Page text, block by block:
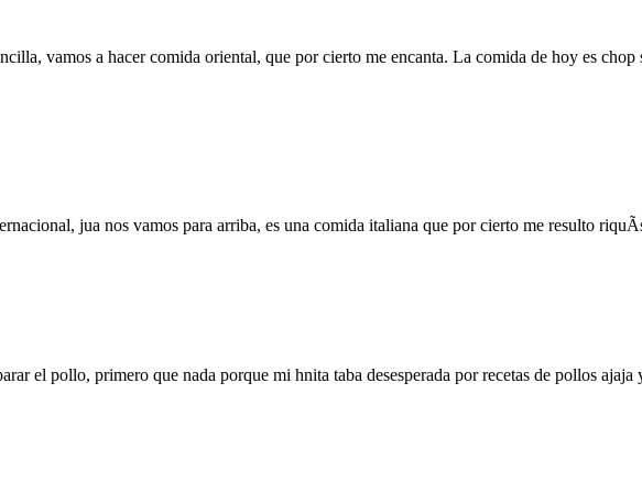
vamos a hacer comida oriental, que por cierto me encanta. La comida de hoy es chop
jua nos vamos para arriba, es una comida italiana que por cierto me resulto
el pollo, primero que nada porque mi hnita taba desesperada por recetas de pollos ajaja